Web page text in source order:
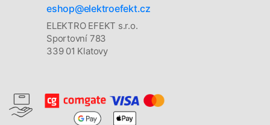
eshop@elektroefekt.cz
ELEKTRO EFEKT s.r.o.
Sportovní 783
339 01 Klatovy